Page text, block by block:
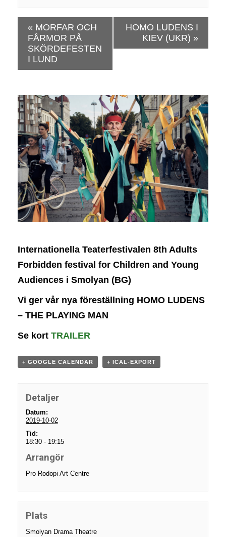
e
a
n
g
N
a
v
i
g
a
t
i
« MORFAR OCH
FÅRMOR PÅ
SKÖRDEFESTEN
I LUND
HOMO LUDENS I
KIEV (UKR) »
Internationella Teaterfestivalen 8th Adults
Forbidden festival for Children and Young
Audiences i Smolyan (BG)
Vi ger vår nya föreställning HOMO LUDENS
– THE PLAYING MAN
Se kort TRAILER
+ GOOGLE CALENDAR + ICAL-EXPORT
Detaljer
Datum:
2019-10-02
Tid:
18:30 - 19:15
Arrangör
Pro Rodopi Art Centre
Plats
Smolyan Drama Theatre